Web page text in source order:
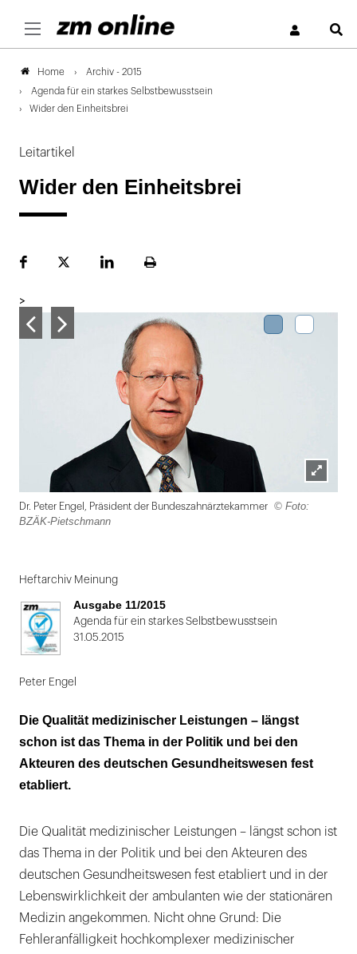
Home Archiv - 2015
Agenda für ein starkes Selbstbewusstsein
Wider den Einheitsbrei
Leitartikel
Wider den Einheitsbrei
FacebookPlattformLinekdInSeite
>
Lightbox
öffnen
Dr. Peter Engel, Präsident der Bundeszahnärztekammer
© Foto:
BZÄK-Pietschmann
1
von
Heftarchiv Meinung
Ausgabe 11/2015
Agenda für ein starkes Selbstbewusstsein
31.05.2015
Peter Engel
Die Qualität medizinischer Leistungen – längst
schon ist das Thema in der Politik und bei den
Akteuren des deutschen Gesundheitswesen fest
etabliert.
Die Qualität medizinischer Leistungen – längst schon ist
das Thema in der Politik und bei den Akteuren des
deutschen Gesundheitswesen fest etabliert und in der
Lebenswirklichkeit der ambulanten wie der stationären
Medizin angekommen. Nicht ohne Grund: Die
Fehleranfälligkeit hochkomplexer medizinischer